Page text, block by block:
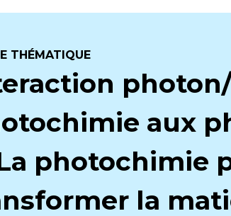
THÉMATIQUE
aux
photochimie
la